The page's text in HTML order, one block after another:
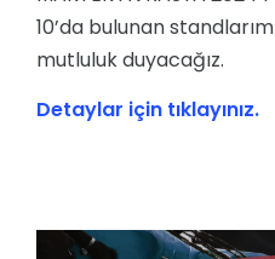
10’da bulunan
mutluluk duyacağız.
Detaylar için tıklayınız.